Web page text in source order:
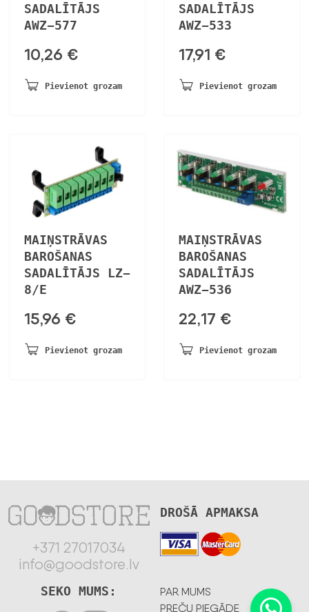
SADALĪTĀJS
AWZ-577
10,26 €
Pievienot grozam
SADALĪTĀJS
AWZ-533
17,91 €
Pievienot grozam
MAIŅSTRĀVAS
BAROŠANAS
SADALĪTĀJS LZ-
8/E
15,96 €
Pievienot grozam
MAIŅSTRĀVAS
BAROŠANAS
SADALĪTĀJS
AWZ-536
22,17 €
Pievienot grozam
+371 27017034
info@goodstore.lv
DROŠĀ APMAKSA
PAR MUMS
PREČU PIEGĀDE
SEKO MUMS: